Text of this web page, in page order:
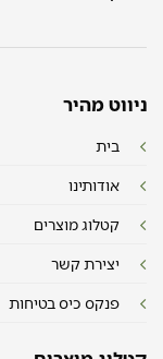
ניווט מהיר
בית
אודותינו
קטלוג מוצרים
יצירת קשר
פנקס כיס בטיחות